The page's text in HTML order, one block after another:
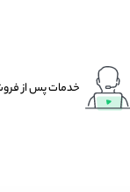
خدمات پس از